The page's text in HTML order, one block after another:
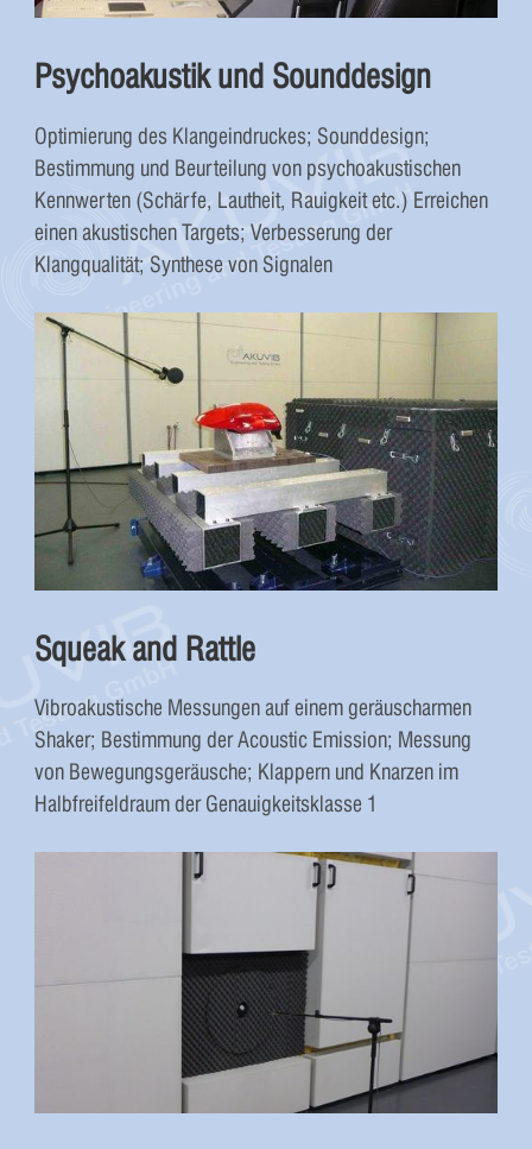
Psychoakustik und Sounddesign
Optimierung des Klangeindruckes; Sounddesign;
Bestimmung und Beurteilung von psychoakustischen
Kennwerten (Schärfe, Lautheit, Rauigkeit etc.) Erreichen
einen akustischen Targets; Verbesserung der
Klangqualität; Synthese von Signalen
Squeak and Rattle
Vibroakustische Messungen auf einem geräuscharmen
Shaker; Bestimmung der Acoustic Emission; Messung
von Bewegungsgeräusche; Klappern und Knarzen im
Halbfreifeldraum der Genauigkeitsklasse 1